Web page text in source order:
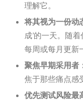
理解它。
将其视为一份动
成’的一天。随
每周或每月更新
聚焦早期采用者
焦于那些痛点感
优先测试风险最